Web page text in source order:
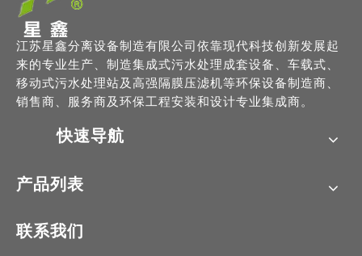
江苏星鑫分离设备制造有限公司依靠现代科技创新发展起
来的专业生产、制造集成式污水处理成套设备、车载式、
移动式污水处理站及高强隔膜压滤机等环保设备制造商、
销售商、服务商及环保工程安装和设计专业集成商。
快速导航
产品列表
联系我们